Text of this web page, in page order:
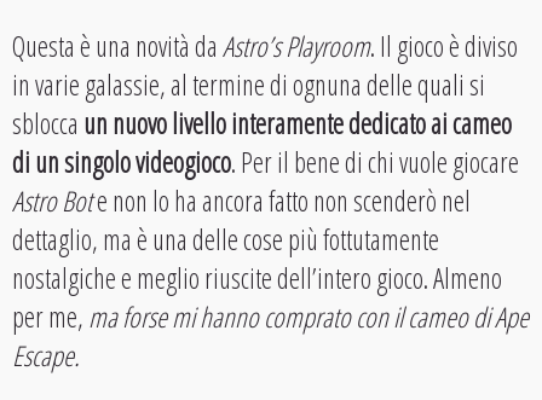
Questa è una novità daAstro’s Playroom. Il gioco è diviso
in varie galassie, al termine di ognuna delle quali si
sblocca un nuovo livello interamente dedicato ai cameo
di un singolo videogioco. Per il bene di chi vuole giocare
Astro Bote non lo ha ancora fatto non scenderò nel
dettaglio, ma è una delle cose più fottutamente
nostalgiche e meglio riuscite dell’intero gioco. Almeno
per me,ma forse mi hanno comprato con il cameo di Ape
Escape.